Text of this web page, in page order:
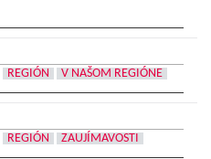
REGIÓN V NAŠOM REGIÓNE
REGIÓN ZAUJÍMAVOSTI